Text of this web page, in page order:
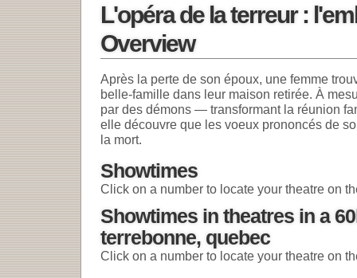
L'opéra de la terreur :
Overview
Après la perte de son époux, une femme
belle-famille dans leur maison retirée. À
par des démons — transformant la réunion
elle découvre que les voeux prononcés de
la mort.
Showtimes
Click on a number to locate your theatre on
Showtimes in theatres in a
terrebonne, quebec
Click on a number to locate your theatre on